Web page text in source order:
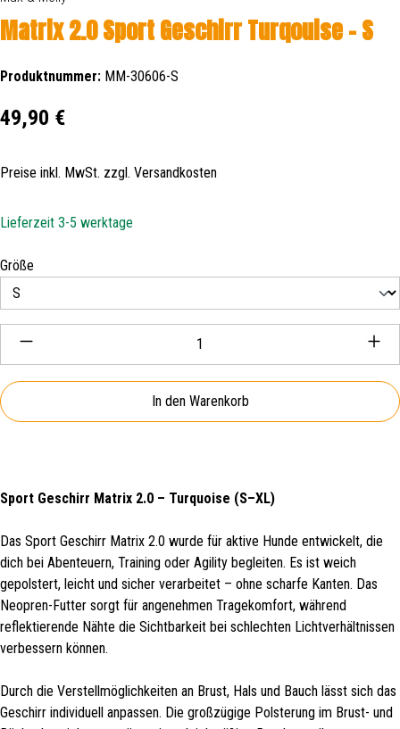
Matrix 2.0 Sport Geschirr Turqouise - S
Produktnummer: MM-30606-S
Regulärer Preis:
49,90 €
Preise inkl. MwSt. zzgl. Versandkosten
Lieferzeit 3-5 werktage
Größe
Produkt Anzahl: Gib den gewünschten Wert ein oder
In den Warenkorb
Sport Geschirr Matrix 2.0 – Turquoise (S–XL)
Das Sport Geschirr Matrix 2.0 wurde für aktive Hunde entwickelt, die
dich bei Abenteuern, Training oder Agility begleiten. Es ist weich
gepolstert, leicht und sicher verarbeitet – ohne scharfe Kanten. Das
Neopren-Futter sorgt für angenehmen Tragekomfort, während
reflektierende Nähte die Sichtbarkeit bei schlechten Lichtverhältnissen
verbessern können.
Durch die Verstellmöglichkeiten an Brust, Hals und Bauch lässt sich das
Geschirr individuell anpassen. Die großzügige Polsterung im Brust- und